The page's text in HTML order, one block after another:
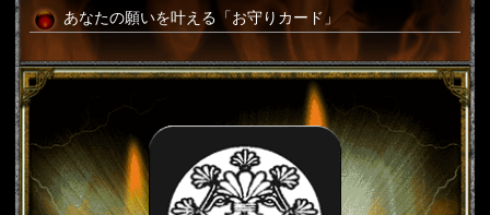
あなたの願いを叶える「お守りカード」